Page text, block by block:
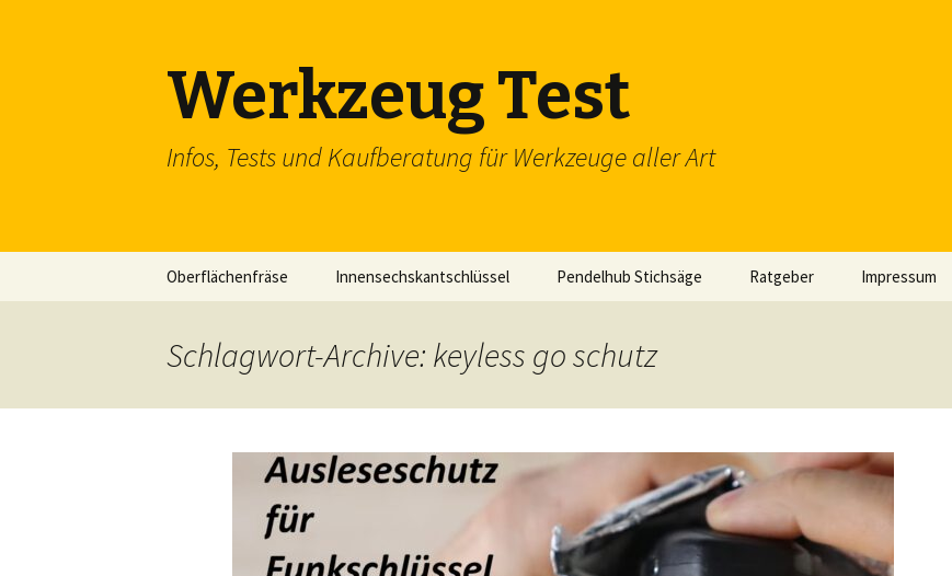
Werkzeug Test
Infos, Tests und Kaufberatung für Werkzeuge aller Art
Oberflächenfräse Innensechskantschlüssel
SDS Einsteckmeißel
Pendelhub Stichsäge Ratgeber Impressum
Schlagwort-Archive: keyless go schutz